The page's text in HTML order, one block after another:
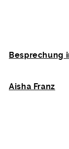
Besprechung
Aisha Franz